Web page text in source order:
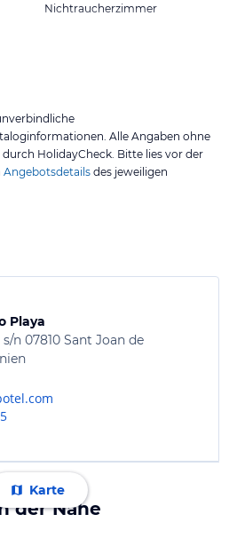
Nichtraucherzimmer
Alle Angaben ohne
HolidayCheck. Bitte lies vor der
Angebotsdetails des jeweiligen
Playa
n 07810 Sant Joan de
Karte
der Nähe